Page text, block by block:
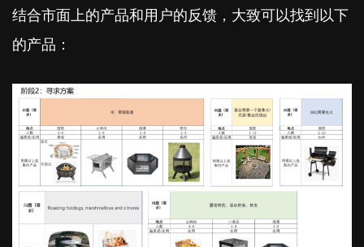
结合市面上的产品和用户的反馈，大致可以找到以下
的产品：